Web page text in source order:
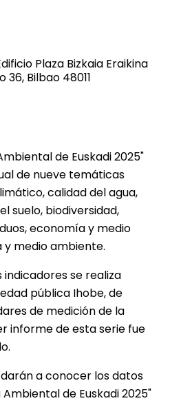
Plaza Bizkaia Eraikina
Bilbao 48011
de Euskadi 2025"
de nueve temáticas
calidad del agua,
suelo, biodiversidad,
economía y medio
medio ambiente.
indicadores se realiza
pública Ihobe, de
de medición de la
informe de esta serie fue
a conocer los datos
de Euskadi 2025"